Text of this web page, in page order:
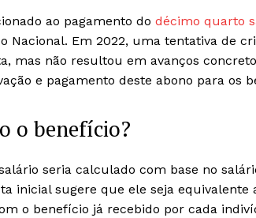
ao pagamento do décimo quarto
Nacional. Em 2022, uma tentativa de
mas não resultou em avanços
e pagamento deste abono para os
o benefício?
seria calculado com base no
inicial sugere que ele seja equivalente
o benefício já recebido por cada